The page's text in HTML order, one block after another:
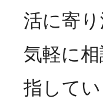
活に寄
気軽に
指してい